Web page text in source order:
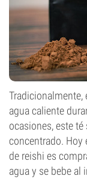
Tradicionalmente,
agua caliente
ocasiones, este
concentrado. Hoy
de reishi es
agua y se bebe al